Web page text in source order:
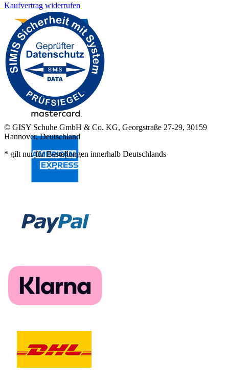
Kaufvertrag widerrufen
© GISY Schuhe GmbH & Co. KG, Georgstraße 27-29, 30159
Hannover, Deutschland
* gilt nur für Bestellungen innerhalb Deutschlands